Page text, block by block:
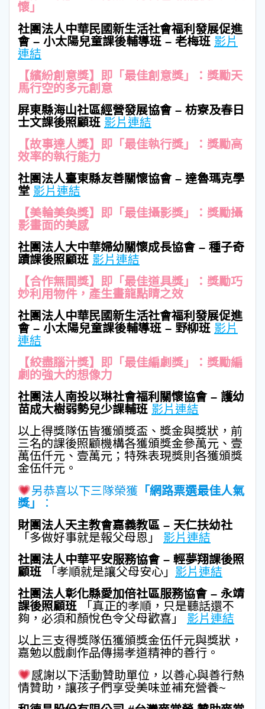
懷」
社團法人中華民國新生活社會福利發展促進
會 – 小太陽兒童課後輔導班 – 老梅班 影片
連結
【繽紛創意獎】即「最佳創意獎」：獎勵天
馬行空的多元創意
屏東縣海山社區經營發展協會 – 枋寮及春日
士文課後照顧班 影片連結
【故事達人獎】即「最佳執行獎」：獎勵高
效率的執行能力
社團法人臺東縣友善關懷協會 – 達魯瑪克學
堂 影片連結
【美輪美奐獎】即「最佳攝影獎」：獎勵攝
影畫面的美感
社團法人大中華婦幼關懷成長協會 – 種子奇
蹟課後照顧班 影片連結
【合作無間獎】即「最佳道具獎」：獎勵巧
妙利用物件，產生畫龍點睛之效
社團法人中華民國新生活社會福利發展促進
會 – 小太陽兒童課後輔導班 – 野柳班 影片
連結
【絞盡腦汁獎】即「最佳編劇獎」：獎勵編
劇的強大的想像力
社團法人南投以琳社會福利關懷協會 – 護幼
苗成大樹弱勢兒少課輔班 影片連結
以上得獎隊伍皆獲頒獎盃、獎金與獎狀，前
三名的課後照顧機構各獲頒獎金參萬元、壹
萬伍仟元、壹萬元；特殊表現獎則各獲頒獎
金伍仟元。
另恭喜以下三隊榮獲「網路票選最佳人氣
獎」
：
財團法人天主教會嘉義教區 – 天仁扶幼社
「多做好事就是報父母恩」 影片連結
社團法人中華平安服務協會 – 輕夢翔課後照
顧班 「孝順就是讓父母安心」 影片連結
社團法人彰化縣愛加倍社區服務協會 – 永靖
課後照顧班 「真正的孝順，只是聽話還不
夠，必須和顏悅色令父母歡喜」 影片連結
以上三支得獎隊伍獲頒獎金伍仟元與獎狀，
嘉勉以戲劇作品傳揚孝道精神的善行。
感謝以下活動贊助單位，以善心與善行熱
情贊助，讓孩子們享受美味並補充營養~